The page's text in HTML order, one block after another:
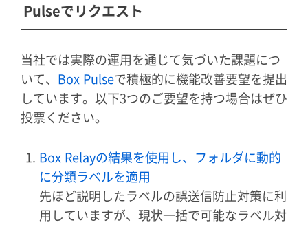
Pulseでリクエスト
当社では実際の運用を通じて気づいた課題につ
いて、 Box Pulseで積極的に機能改善要望を提出
しています。以下3つのご要望を持つ場合はぜひ
投票ください。
Box Relayの結果を使用し、フォルダに動的
に分類ラベルを適用
先ほど説明したラベルの誤送信防止対策に利
用していますが、現状一括で可能なラベル対